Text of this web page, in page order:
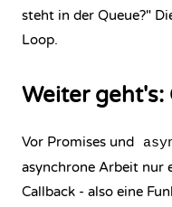
steht in der Queue?"
Loop.
Weiter geht's:
Vor Promises und
asynchrone Arbeit nur
Callback - also eine